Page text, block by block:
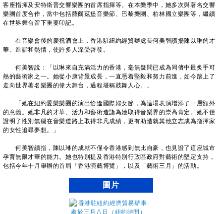
客座指揮及安特衛普交響樂團的首席指揮等。在本樂季中，她多次與著名交響
樂團首度合作，當中包括薩爾茲堡音樂節、巴黎樂團、柏林國立樂團等，繼續
在世界舞台留下重要印記。
在音樂會後的慶祝酒會上，香港駐紐約經貿辦處長何美智讚揚陳以琳的才
華、造詣和熱情，使許多人深受啓發。
何美智說：「以琳來自充滿活力的香港，毫無疑問已成為同儕中最炙手可
熱的藝術家之一。她從小康背景成長，一直憑着堅毅和努力前進，如今踏上了
走向世界著名樂團的偉大舞台，過程堪稱鼓舞人心。」
「她在紐約愛樂樂團的演出恰逢國際婦女節，為這場表演增添了一層額外
的意義。她非凡的才華、活力和藝術造詣為她取得音樂界的崇高肯定。她不僅
證明了性別無礙在音樂道路上取得非凡成績，更有助造就其他立志成為指揮家
的女性追尋夢想。」
何美智續指，陳以琳的成就不僅令香港感到無比自豪，也見證了這座城市
孕育無限才華的能力。她也特別提及香港特別行政區政府對藝術的堅定支持，
包括今年十月舉辦的首屆「香港演藝博覽」，以及「藝術三月」的活動。
圖片